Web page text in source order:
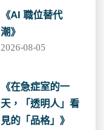
《AI 職位替代
潮》
2026-08-05
《在急症室的一
天，「透明人」看
見的「品格」》